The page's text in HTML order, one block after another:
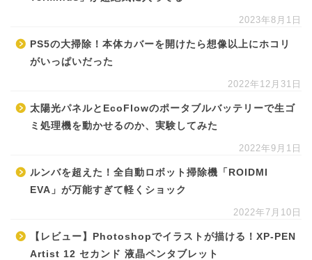
2023年8月1日
PS5の大掃除！本体カバーを開けたら想像以上にホコリ
がいっぱいだった
2022年12月31日
太陽光パネルとEcoFlowのポータブルバッテリーで生ゴ
ミ処理機を動かせるのか、実験してみた
2022年9月1日
ルンバを超えた！全自動ロボット掃除機「ROIDMI
EVA」が万能すぎて軽くショック
2022年7月10日
【レビュー】Photoshopでイラストが描ける！XP-PEN
Artist 12 セカンド 液晶ペンタブレット